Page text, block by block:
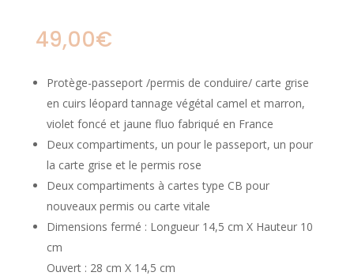
49,00€
Protège-passeport /permis de conduire/ carte grise
en cuirs léopard tannage végétal camel et marron,
violet foncé et jaune fluo fabriqué en France
Deux compartiments, un pour le passeport, un pour
la carte grise et le permis rose
Deux compartiments à cartes type CB pour
nouveaux permis ou carte vitale
Dimensions fermé : Longueur 14,5 cm X Hauteur 10
cm
Ouvert : 28 cm X 14,5 cm